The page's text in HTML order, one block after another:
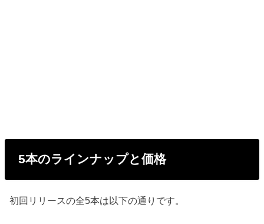
5本のラインナップと価格
初回リリースの全5本は以下の通りです。